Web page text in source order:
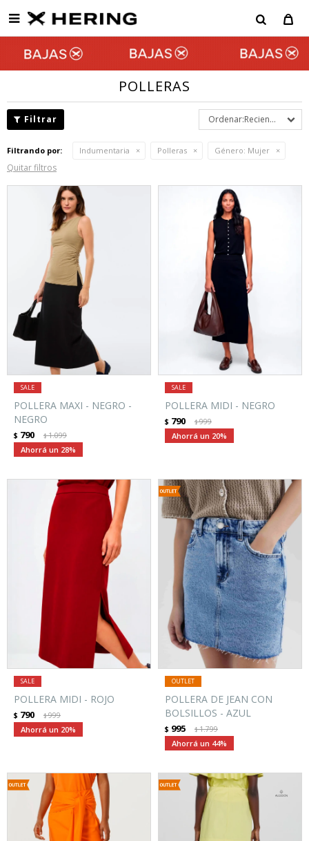

POLLERAS
Recientes
Filtrando por: Indumentaria Polleras Género: Mujer
Quitar filtros
POLLERA MAXI - NEGRO -
NEGRO
$ 790 $1.099
28
POLLERA MIDI - NEGRO
$ 790 $999
20
POLLERA MIDI - ROJO
$ 790 $999
20
POLLERA DE JEAN CON
BOLSILLOS - AZUL
$ 995 $1.799
44